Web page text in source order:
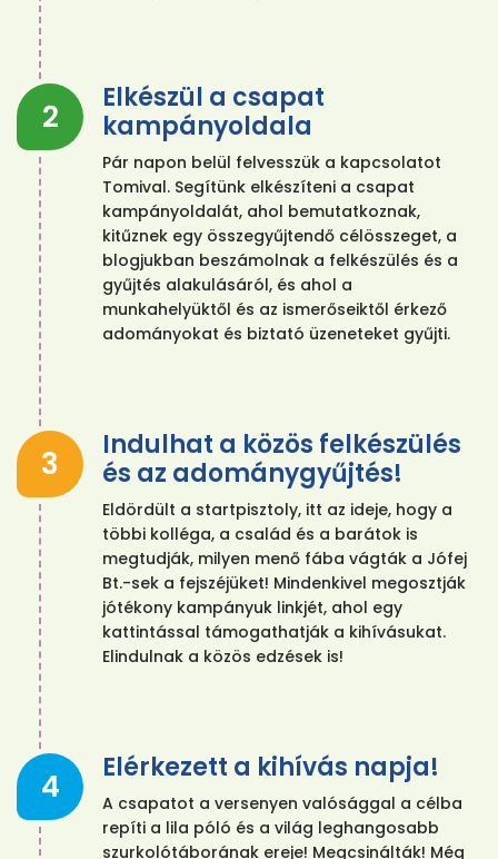
2
Elkészül a csapat
kampányoldala
Pár napon belül felvesszük a kapcsolatot
Tomival. Segítünk elkészíteni a csapat
kampányoldalát, ahol bemutatkoznak,
kitűznek egy összegyűjtendő célösszeget, a
blogjukban beszámolnak a felkészülés és a
gyűjtés alakulásáról, és ahol a
munkahelyüktől és az ismerőseiktől érkező
adományokat és biztató üzeneteket gyűjti.
3
Indulhat a közös felkészülés
és az adománygyűjtés!
Eldördült a startpisztoly, itt az ideje, hogy a
többi kolléga, a család és a barátok is
megtudják, milyen menő fába vágták a Jófej
Bt.-sek a fejszéjüket! Mindenkivel megosztják
jótékony kampányuk linkjét, ahol egy
kattintással támogathatják a kihívásukat.
Elindulnak a közös edzések is!
4 Elérkezett a kihívás napja!
A csapatot a versenyen valósággal a célba
repíti a lila póló és a világ leghangosabb
szurkolótáborának ereje! Megcsinálták! Még